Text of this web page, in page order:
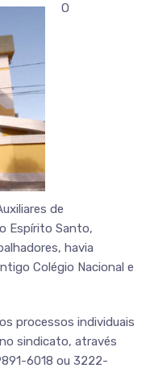
O
de
Espírito Santo,
havia
Colégio Nacional e
processos individuais
sindicato, através
6018 ou 3222-